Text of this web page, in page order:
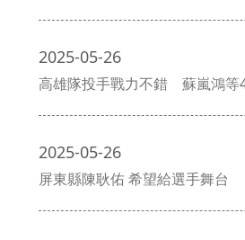
2025-05-26
高雄隊投手戰力不錯 蘇嵐鴻等
2025-05-26
屏東縣陳耿佑 希望給選手舞台